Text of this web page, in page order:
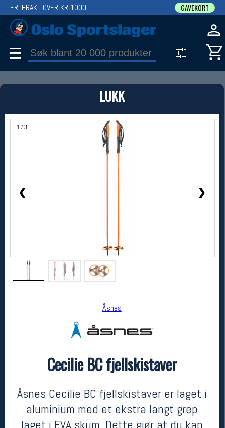
LUKK
1 / 3
❮ ❯
Åsnes
Cecilie BC fjellskistaver
Åsnes Cecilie BC fjellskistaver er laget i
aluminium med et ekstra langt grep
laget i EVA skum. Dette gjør at du kan
FRI FRAKT OVER KR 1000 GAVEKORT
☰
PRODUKT
Produkter (1)
Bruk filter til å spisse søket
Åsnes
kr 1149